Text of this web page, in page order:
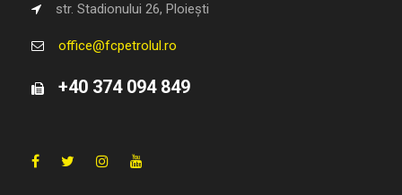
str. Stadionului 26, Ploiești
office@fcpetrolul.ro
+40 374 094 849